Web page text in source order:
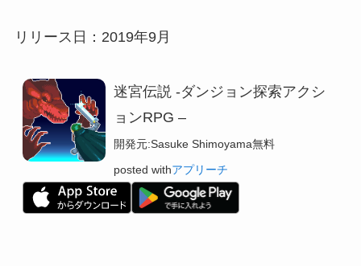
リリース日：2019年9月
迷宮伝説 -ダンジョン探索アクシ
ョンRPG –
開発元:Sasuke Shimoyama無料
posted withアプリーチ